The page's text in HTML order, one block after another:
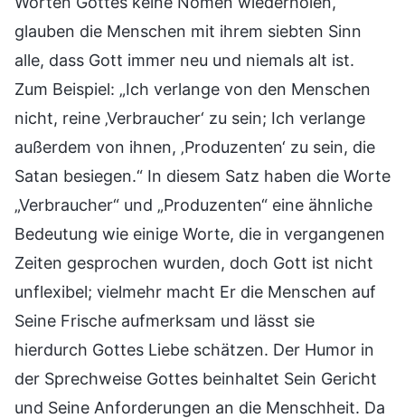
glauben die Menschen mit ihrem siebten Sinn
alle, dass Gott immer neu und niemals alt ist.
Zum Beispiel: „Ich verlange von den Menschen
nicht, reine ‚Verbraucher‘ zu sein; Ich verlange
außerdem von ihnen, ‚Produzenten‘ zu sein, die
Satan besiegen.“ In diesem Satz haben die Worte
„Verbraucher“ und „Produzenten“ eine ähnliche
Bedeutung wie einige Worte, die in vergangenen
Zeiten gesprochen wurden, doch Gott ist nicht
unflexibel; vielmehr macht Er die Menschen auf
Seine Frische aufmerksam und lässt sie
hierdurch Gottes Liebe schätzen. Der Humor in
der Sprechweise Gottes beinhaltet Sein Gericht
und Seine Anforderungen an die Menschheit. Da